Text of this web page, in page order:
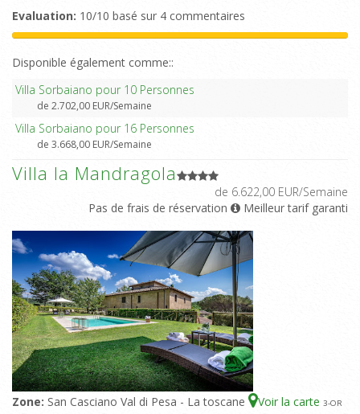
Evaluation: 10/10 basé sur 4 commentaires
Disponible également comme::
Villa Sorbaiano pour 10 Personnes
de 2.702,00 EUR/Semaine
Villa Sorbaiano pour 16 Personnes
de 3.668,00 EUR/Semaine
Villa la Mandragola
de 6.622,00 EUR/Semaine
Pas de frais de réservation
Meilleur tarif garanti
Zone: San Casciano Val di Pesa - La toscane Voir la carte 3-OR